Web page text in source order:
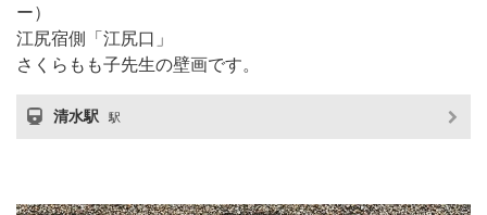
ー）
江尻宿側「江尻口」
さくらもも子先生の壁画です。
清水駅 駅